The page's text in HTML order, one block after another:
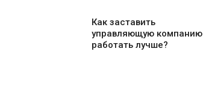
Как заставить
управляющую компанию
работать лучше?